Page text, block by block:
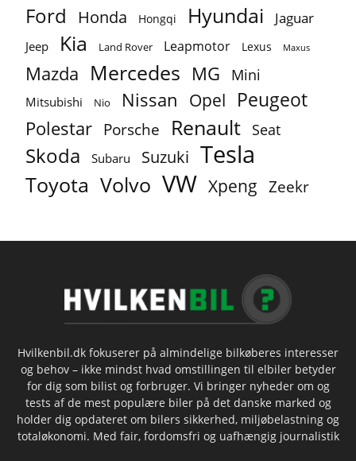
Ford Honda Hongqi Hyundai Jaguar
Jeep Kia Land Rover Leapmotor Lexus Maxus
Mazda Mercedes MG Mini
Mitsubishi Nio Nissan Opel Peugeot
Polestar Porsche Renault Seat
Skoda Subaru Suzuki Tesla
Toyota Volvo VW Xpeng Zeekr
Hvilkenbil.dk fokuserer på almindelige bilkøberes interesser
og behov – ikke mindst hvad omstillingen til elbiler betyder
for dig som bilist og forbruger. Vi bringer nyheder om og
tests af de mest populære biler på det danske marked og
holder dig opdateret om bilers sikkerhed, miljøbelastning og
totaløkonomi. Med fair, fordomsfri og uafhængig journalistik